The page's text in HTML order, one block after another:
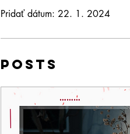
Pridať dátum: 22. 1. 2024
Posts